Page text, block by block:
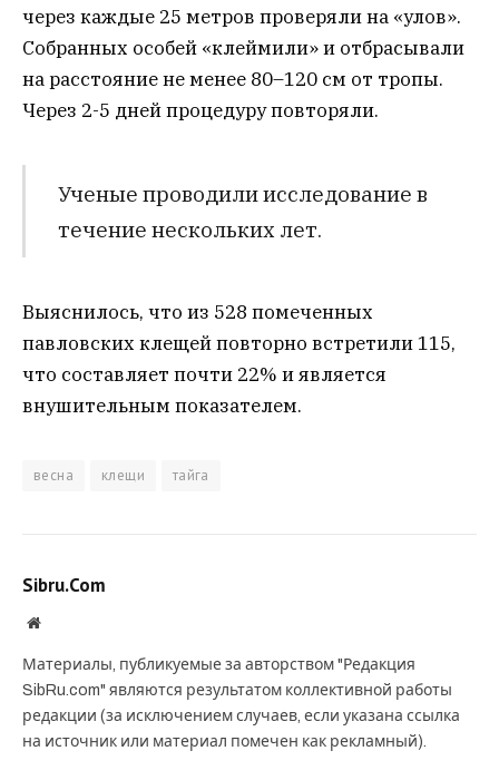
через каждые 25 метров проверяли на «улов».
Собранных особей «клеймили» и отбрасывали
на расстояние не менее 80–120 см от тропы.
Через 2-5 дней процедуру повторяли.
Ученые проводили исследование в
течение нескольких лет.
Выяснилось, что из 528 помеченных
павловских клещей повторно встретили 115,
что составляет почти 22% и является
внушительным показателем.
весна клещи тайга
Sibru.Com
Website
Материалы, публикуемые за авторством "Редакция
SibRu.com" являются результатом коллективной работы
редакции (за исключением случаев, если указана ссылка
на источник или материал помечен как рекламный).